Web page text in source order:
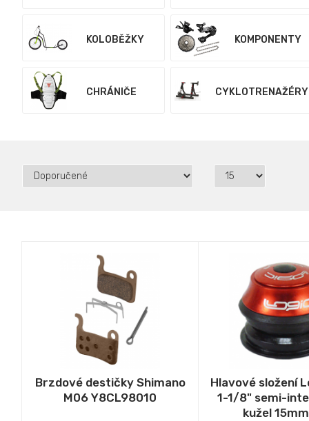
KOLOBĚŽKY KOMPONENTY
CHRÁNIČE CYKLOTRENAŽÉRY
Brzdové destičky Shimano
M06 Y8CL98010
Hlavové složení
1-1/8" semi-
kužel